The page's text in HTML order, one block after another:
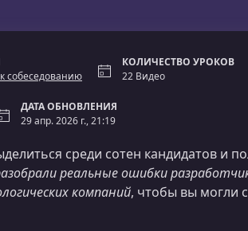
собеседованию
КОЛИЧЕСТВО УРОКОВ
22 Видео
ДАТА ОБНОВЛЕНИЯ
29 апр. 2026 г., 21:19
среди сотен кандидатов и
реальные ошибки
компаний, чтобы вы могли